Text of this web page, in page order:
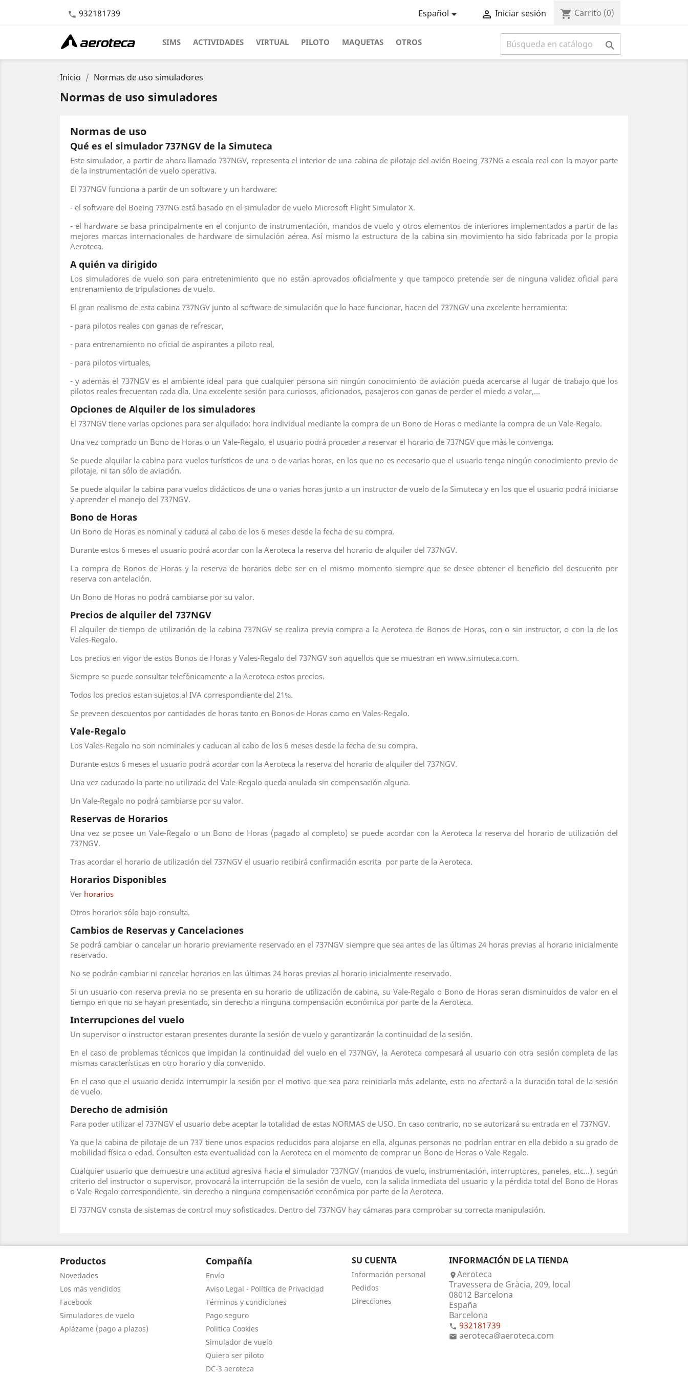
 932181739 Español  Iniciar sesión shopping_cart Carrito (0)
SIMS ACTIVIDADES VIRTUAL PILOTO MAQUETAS OTROS 
Inicio Normas de uso simuladores
Normas de uso simuladores
Normas de uso
Qué es el simulador 737NGV de la Simuteca
Este simulador, a partir de ahora llamado 737NGV, representa el interior de una cabina de pilotaje del avión Boeing 737NG a escala real con la mayor parte
de la instrumentación de vuelo operativa.
El 737NGV funciona a partir de un software y un hardware:
- el software del Boeing 737NG está basado en el simulador de vuelo Microsoft Flight Simulator X.
- el hardware se basa principalmente en el conjunto de instrumentación, mandos de vuelo y otros elementos de interiores implementados a partir de las
mejores marcas internacionales de hardware de simulación aérea. Así mismo la estructura de la cabina sin movimiento ha sido fabricada por la propia
Aeroteca.
A quién va dirigido
Los simuladores de vuelo son para entretenimiento que no están aprovados oficialmente y que tampoco pretende ser de ninguna validez oficial para
entrenamiento de tripulaciones de vuelo.
El gran realismo de esta cabina 737NGV junto al software de simulación que lo hace funcionar, hacen del 737NGV una excelente herramienta:
- para pilotos reales con ganas de refrescar,
- para entrenamiento no oficial de aspirantes a piloto real,
- para pilotos virtuales,
- y además el 737NGV es el ambiente ideal para que cualquier persona sin ningún conocimiento de aviación pueda acercarse al lugar de trabajo que los
pilotos reales frecuentan cada día. Una excelente sesión para curiosos, aficionados, pasajeros con ganas de perder el miedo a volar,...
Opciones de Alquiler de los simuladores
El 737NGV tiene varias opciones para ser alquilado: hora individual mediante la compra de un Bono de Horas o mediante la compra de un Vale-Regalo.
Una vez comprado un Bono de Horas o un Vale-Regalo, el usuario podrá proceder a reservar el horario de 737NGV que más le convenga.
Se puede alquilar la cabina para vuelos turísticos de una o de varias horas, en los que no es necesario que el usuario tenga ningún conocimiento previo de
pilotaje, ni tan sólo de aviación.
Se puede alquilar la cabina para vuelos didácticos de una o varias horas junto a un instructor de vuelo de la Simuteca y en los que el usuario podrá iniciarse
y aprender el manejo del 737NGV.
Bono de Horas
Un Bono de Horas es nominal y caduca al cabo de los 6 meses desde la fecha de su compra.
Durante estos 6 meses el usuario podrá acordar con la Aeroteca la reserva del horario de alquiler del 737NGV.
La compra de Bonos de Horas y la reserva de horarios debe ser en el mismo momento siempre que se desee obtener el beneficio del descuento por
reserva con antelación.
Un Bono de Horas no podrá cambiarse por su valor.
Precios de alquiler del 737NGV
El alquiler de tiempo de utilización de la cabina 737NGV se realiza previa compra a la Aeroteca de Bonos de Horas, con o sin instructor, o con la de los
Vales-Regalo.
Los precios en vigor de estos Bonos de Horas y Vales-Regalo del 737NGV son aquellos que se muestran en www.simuteca.com.
Siempre se puede consultar telefónicamente a la Aeroteca estos precios.
Todos los precios estan sujetos al IVA correspondiente del 21%.
Se preveen descuentos por cantidades de horas tanto en Bonos de Horas como en Vales-Regalo.
Vale-Regalo
Los Vales-Regalo no son nominales y caducan al cabo de los 6 meses desde la fecha de su compra.
Durante estos 6 meses el usuario podrá acordar con la Aeroteca la reserva del horario de alquiler del 737NGV.
Una vez caducado la parte no utilizada del Vale-Regalo queda anulada sin compensación alguna.
Un Vale-Regalo no podrá cambiarse por su valor.
Reservas de Horarios
Una vez se posee un Vale-Regalo o un Bono de Horas (pagado al completo) se puede acordar con la Aeroteca la reserva del horario de utilización del
737NGV.
Tras acordar el horario de utilización del 737NGV el usuario recibirá confirmación escrita por parte de la Aeroteca.
Horarios Disponibles
Ver horarios
Otros horarios sólo bajo consulta.
Cambios de Reservas y Cancelaciones
Se podrá cambiar o cancelar un horario previamente reservado en el 737NGV siempre que sea antes de las últimas 24 horas previas al horario inicialmente
reservado.
No se podrán cambiar ni cancelar horarios en las últimas 24 horas previas al horario inicialmente reservado.
Si un usuario con reserva previa no se presenta en su horario de utilización de cabina, su Vale-Regalo o Bono de Horas seran disminuidos de valor en el
tiempo en que no se hayan presentado, sin derecho a ninguna compensación económica por parte de la Aeroteca.
Interrupciones del vuelo
Un supervisor o instructor estaran presentes durante la sesión de vuelo y garantizarán la continuidad de la sesión.
En el caso de problemas técnicos que impidan la continuidad del vuelo en el 737NGV, la Aeroteca compesará al usuario con otra sesión completa de las
mismas características en otro horario y día convenido.
En el caso que el usuario decida interrumpir la sesión por el motivo que sea para reiniciarla más adelante, esto no afectará a la duración total de la sesión
de vuelo.
Derecho de admisión
Para poder utilizar el 737NGV el usuario debe aceptar la totalidad de estas NORMAS de USO. En caso contrario, no se autorizará su entrada en el 737NGV.
Ya que la cabina de pilotaje de un 737 tiene unos espacios reducidos para alojarse en ella, algunas personas no podrían entrar en ella debido a su grado de
mobilidad física o edad. Consulten esta eventualidad con la Aeroteca en el momento de comprar un Bono de Horas o Vale-Regalo.
Cualquier usuario que demuestre una actitud agresiva hacia el simulador 737NGV (mandos de vuelo, instrumentación, interruptores, paneles, etc...), según
criterio del instructor o supervisor, provocará la interrupción de la sesión de vuelo, con la salida inmediata del usuario y la pérdida total del Bono de Horas
o Vale-Regalo correspondiente, sin derecho a ninguna compensación económica por parte de la Aeroteca.
El 737NGV consta de sistemas de control muy sofisticados. Dentro del 737NGV hay cámaras para comprobar su correcta manipulación.
Productos
Novedades
Los más vendidos
Facebook
Simuladores de vuelo
Aplázame (pago a plazos)
Compañía
Envío
Aviso Legal - Política de Privacidad
Términos y condiciones
Pago seguro
Politica Cookies
Simulador de vuelo
Quiero ser piloto
DC-3 aeroteca
SU CUENTA
Información personal
Pedidos
Direcciones
INFORMACIÓN DE LA TIENDA
Aeroteca
Travessera de Gràcia, 209, local
08012 Barcelona
España
Barcelona
 932181739
 aeroteca@aeroteca.com